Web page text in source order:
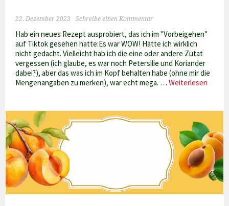
22. Dezember 2023 Schreibe einen Kommentar
Hab ein neues Rezept ausprobiert, das ich im "Vorbeigehen"
auf Tiktok gesehen hatte:Es war WOW! Hätte ich wirklich
nicht gedacht. Vielleicht hab ich die eine oder andere Zutat
vergessen (ich glaube, es war noch Petersilie und Koriander
dabei?), aber das was ich im Kopf behalten habe (ohne mir die
Mengenangaben zu merken), war echt mega. …Weiterlesen
mega!